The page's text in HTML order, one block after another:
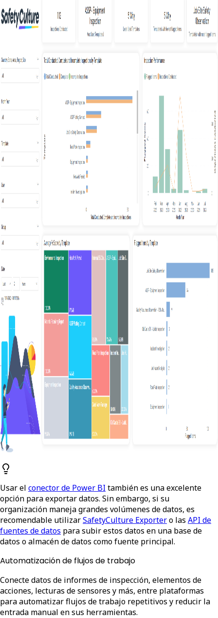
Usar el conector de Power BI también es una excelente
opción para exportar datos. Sin embargo, si su
organización maneja grandes volúmenes de datos, es
recomendable utilizarSafetyCulture Exportero las API de
fuentes de datos para subir estos datos en una base de
datos o almacén de datos como fuente principal.
Automatización de flujos de trabajo
Conecte datos de informes de inspección, elementos de
acciones, lecturas de sensores y más, entre plataformas
para automatizar flujos de trabajo repetitivos y reducir la
entrada manual en sus herramientas.